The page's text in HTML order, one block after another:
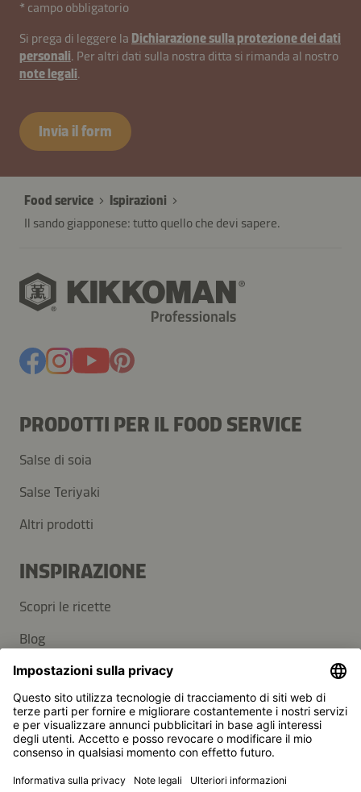
contactIT-
26591-
E06yZUjFxXVSH
* campo obbligatorio
Si prega di leggere la Dichiarazione sulla protezione dei dati
personali. Per altri dati sulla nostra ditta si rimanda al nostro
note legali.
Invia il form
Food service
Ispirazioni
Il sando giapponese: tutto quello che devi sapere.
PRODOTTI PER IL FOOD SERVICE
Salse di soia
Salse Teriyaki
Altri prodotti
INSPIRAZIONE
Scopri le ricette
Blog
SUPPORT
Contatti
Domande frequenti